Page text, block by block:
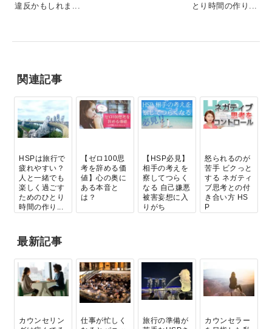
違反かもしれま...
とり時間の作り...
関連記事
HSPは旅行で
疲れやすい？
人と一緒でも
楽しく過ごす
ためのひとり
時間の作り...
【ゼロ100思
考を辞める価
値】心の奥に
ある本音と
は？
【HSP必見】
相手の考えを
察してつらく
なる 自己嫌悪
被害妄想に入
りがち
怒られるのが
苦手 ビクっと
する ネガティ
ブ思考との付
き合い方 HS
P
最新記事
カウンセリン
仕事が忙しく
旅行の準備が
カウンセラー